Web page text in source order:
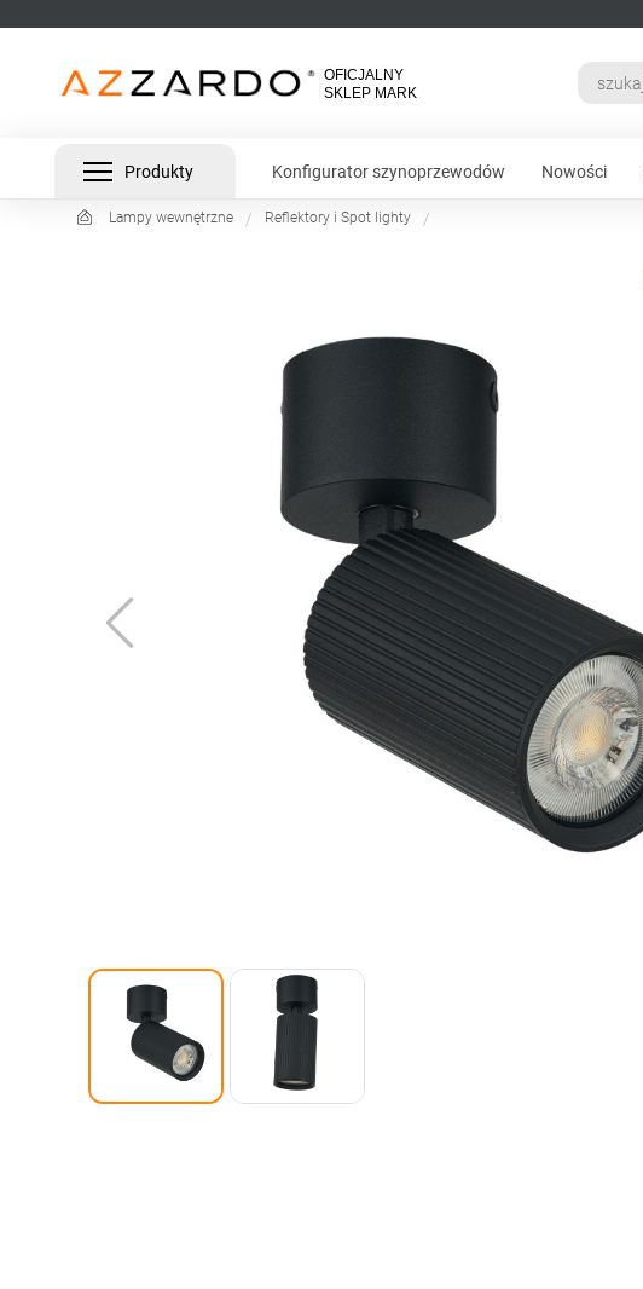
Produkty Konfigurator szynoprzewodów Nowości
Lampy wewnętrzne Reflektory i Spot lighty